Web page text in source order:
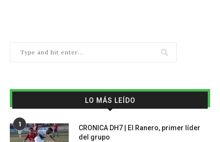
LO MÁS LEÍDO
1
CRONICA DH7 | El Ranero, primer líder
del grupo